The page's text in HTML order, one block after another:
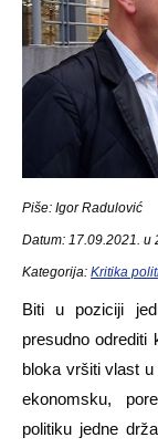
Piše: Igor Radulović
Datum: 17.09.2021. u
Kategorija: Kritika
Biti u poziciji
presudno odrediti
bloka vršiti vlast
ekonomsku,
politiku jedne